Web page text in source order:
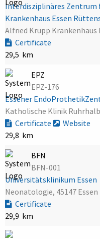
Interdisziplinäres Zentrum
Krankenhaus Essen
Alfried Krupp Krankenhaus
Certificate
29,5 km
EPZ
EPZ-176
Essener
Katholische Klinik
Certificate
Website
29,8 km
BFN
BFN-001
Universitätsklinikum Essen
Neonatologie, 45147 Essen
Certificate
29,9 km